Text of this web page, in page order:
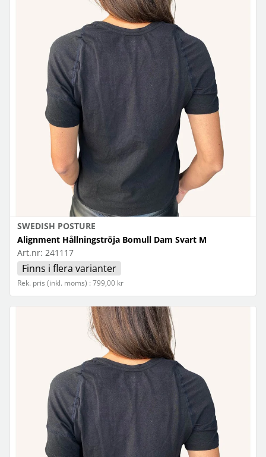
SWEDISH POSTURE
Alignment Hållningströja Bomull Dam Svart M
Art.nr: 241117
Finns i flera varianter
Rek. pris (inkl. moms) : 799,00 kr